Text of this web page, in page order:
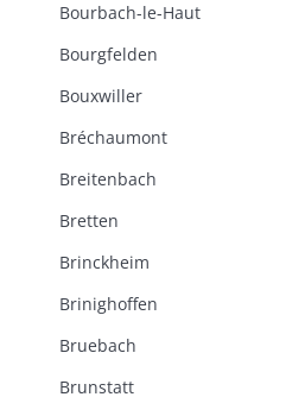
Bourbach-le-Haut
Bourgfelden
Bouxwiller
Bréchaumont
Breitenbach
Bretten
Brinckheim
Brinighoffen
Bruebach
Brunstatt